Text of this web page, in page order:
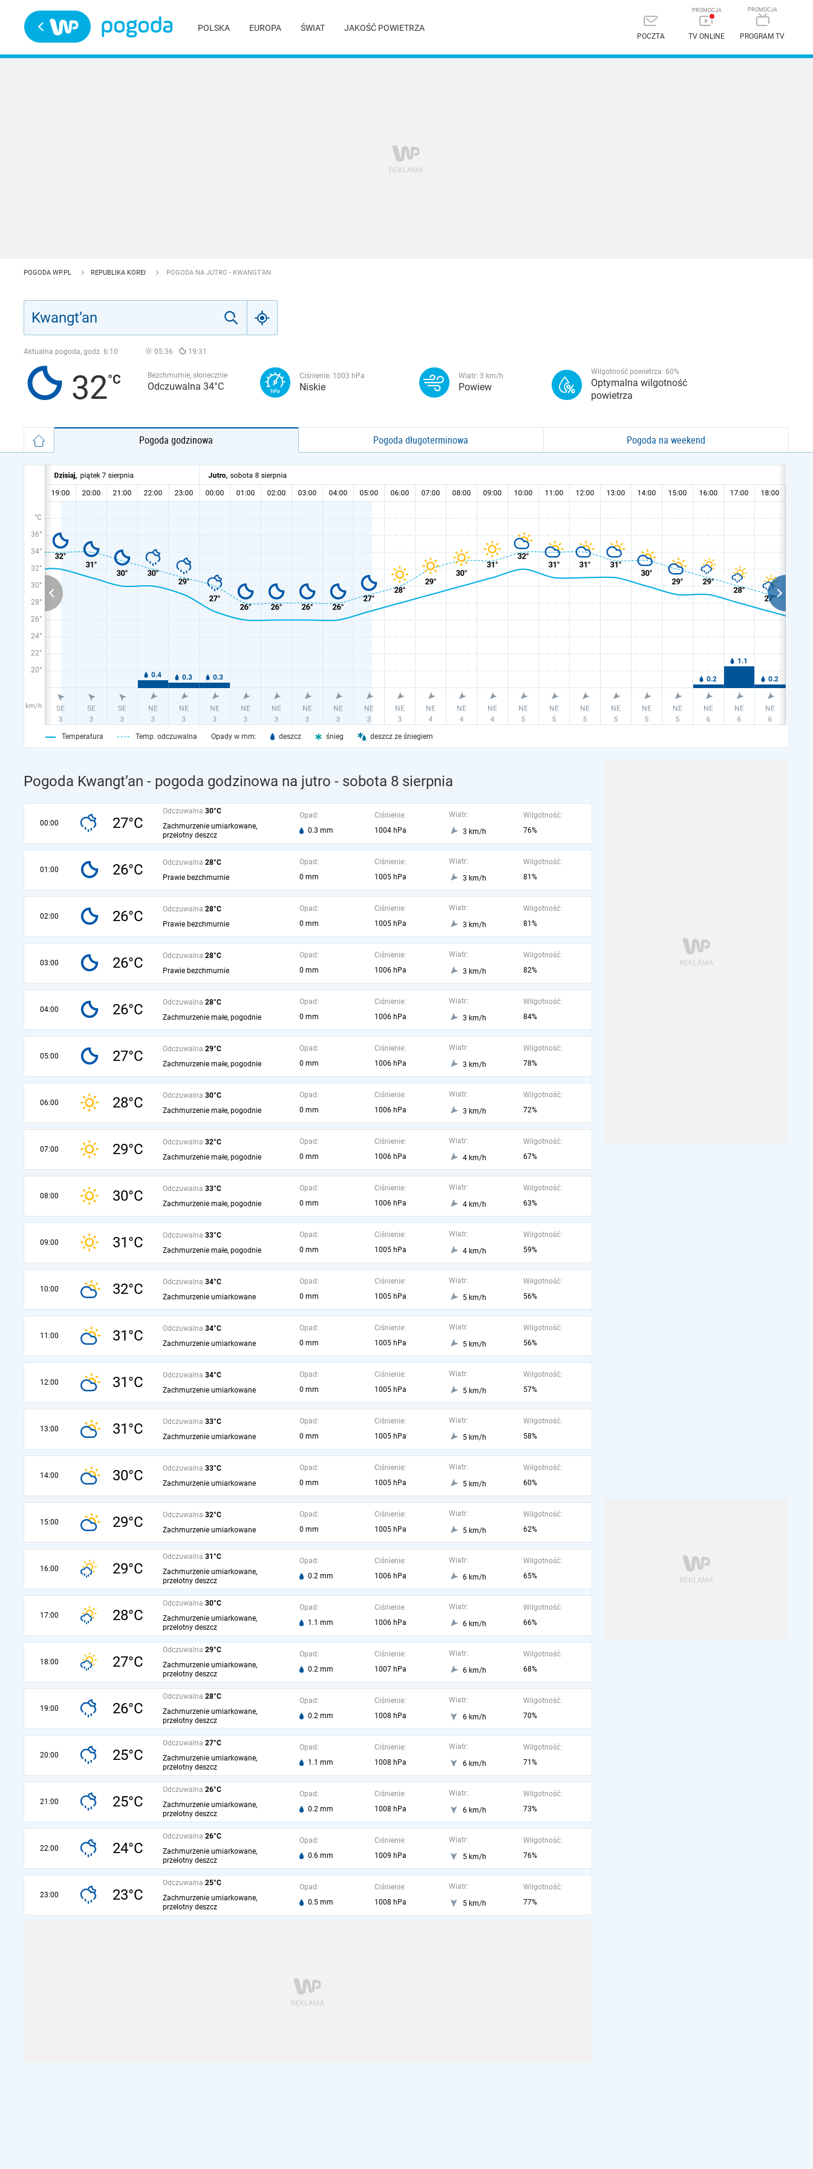
POLSKA EUROPA ŚWIAT JAKOŚĆ POWIETRZA
POCZTA TV ONLINE PROGRAM TV
POGODA WP.PL REPUBLIKA KOREI POGODA NA JUTRO - KWANGT’AN
Aktualna pogoda, godz. 6:10 05:36 19:31
32 Bezchmurnie, słonecznie
Odczuwalna 34°C
Ciśnienie: 1003 hPa
Niskie
Wiatr: 3 km/h
Powiew
Wilgotność powietrza: 60%
Optymalna wilgotność
powietrza
Pogoda godzinowa Pogoda długoterminowa Pogoda na weekend
°C
36°
34°
32°
30°
28°
26°
24°
22°
20°
km/h
Temperatura Temp. odczuwalna Opady w mm: deszcz śnieg deszcz ze śniegiem
Pogoda Kwangt’an - pogoda godzinowa na jutro - sobota 8 sierpnia
00:00 27°C
Odczuwalna 30°C
Zachmurzenie umiarkowane,
przelotny deszcz
Opad:
0.3 mm
Ciśnienie:
1004 hPa
Wiatr:
3 km/h
Wilgotność:
76%
01:00 26°C Odczuwalna 28°C
Prawie bezchmurnie
Opad:
0 mm
Ciśnienie:
1005 hPa
Wiatr:
3 km/h
Wilgotność:
81%
02:00 26°C Odczuwalna 28°C
Prawie bezchmurnie
Opad:
0 mm
Ciśnienie:
1005 hPa
Wiatr:
3 km/h
Wilgotność:
81%
03:00 26°C Odczuwalna 28°C
Prawie bezchmurnie
Opad:
0 mm
Ciśnienie:
1006 hPa
Wiatr:
3 km/h
Wilgotność:
82%
04:00 26°C Odczuwalna 28°C
Zachmurzenie małe, pogodnie
Opad:
0 mm
Ciśnienie:
1006 hPa
Wiatr:
3 km/h
Wilgotność:
84%
05:00 27°C Odczuwalna 29°C
Zachmurzenie małe, pogodnie
Opad:
0 mm
Ciśnienie:
1006 hPa
Wiatr:
3 km/h
Wilgotność:
78%
06:00 28°C Odczuwalna 30°C
Zachmurzenie małe, pogodnie
Opad:
0 mm
Ciśnienie:
1006 hPa
Wiatr:
3 km/h
Wilgotność:
72%
07:00 29°C Odczuwalna 32°C
Zachmurzenie małe, pogodnie
Opad:
0 mm
Ciśnienie:
1006 hPa
Wiatr:
4 km/h
Wilgotność:
67%
08:00 30°C Odczuwalna 33°C
Zachmurzenie małe, pogodnie
Opad:
0 mm
Ciśnienie:
1006 hPa
Wiatr:
4 km/h
Wilgotność:
63%
09:00 31°C Odczuwalna 33°C
Zachmurzenie małe, pogodnie
Opad:
0 mm
Ciśnienie:
1005 hPa
Wiatr:
4 km/h
Wilgotność:
59%
10:00 32°C Odczuwalna 34°C
Zachmurzenie umiarkowane
Opad:
0 mm
Ciśnienie:
1005 hPa
Wiatr:
5 km/h
Wilgotność:
56%
11:00 31°C Odczuwalna 34°C
Zachmurzenie umiarkowane
Opad:
0 mm
Ciśnienie:
1005 hPa
Wiatr:
5 km/h
Wilgotność:
56%
12:00 31°C Odczuwalna 34°C
Zachmurzenie umiarkowane
Opad:
0 mm
Ciśnienie:
1005 hPa
Wiatr:
5 km/h
Wilgotność:
57%
13:00 31°C Odczuwalna 33°C
Zachmurzenie umiarkowane
Opad:
0 mm
Ciśnienie:
1005 hPa
Wiatr:
5 km/h
Wilgotność:
58%
14:00 30°C Odczuwalna 33°C
Zachmurzenie umiarkowane
Opad:
0 mm
Ciśnienie:
1005 hPa
Wiatr:
5 km/h
Wilgotność:
60%
15:00 29°C Odczuwalna 32°C
Zachmurzenie umiarkowane
Opad:
0 mm
Ciśnienie:
1005 hPa
Wiatr:
5 km/h
Wilgotność:
62%
16:00 29°C
Odczuwalna 31°C
Zachmurzenie umiarkowane,
przelotny deszcz
Opad:
0.2 mm
Ciśnienie:
1006 hPa
Wiatr:
6 km/h
Wilgotność:
65%
17:00 28°C
Odczuwalna 30°C
Zachmurzenie umiarkowane,
przelotny deszcz
Opad:
1.1 mm
Ciśnienie:
1006 hPa
Wiatr:
6 km/h
Wilgotność:
66%
18:00 27°C
Odczuwalna 29°C
Zachmurzenie umiarkowane,
przelotny deszcz
Opad:
0.2 mm
Ciśnienie:
1007 hPa
Wiatr:
6 km/h
Wilgotność:
68%
19:00 26°C
Odczuwalna 28°C
Zachmurzenie umiarkowane,
przelotny deszcz
Opad:
0.2 mm
Ciśnienie:
1008 hPa
Wiatr:
6 km/h
Wilgotność:
70%
20:00 25°C
Odczuwalna 27°C
Zachmurzenie umiarkowane,
przelotny deszcz
Opad:
1.1 mm
Ciśnienie:
1008 hPa
Wiatr:
6 km/h
Wilgotność:
71%
21:00 25°C
Odczuwalna 26°C
Zachmurzenie umiarkowane,
przelotny deszcz
Opad:
0.2 mm
Ciśnienie:
1008 hPa
Wiatr:
6 km/h
Wilgotność:
73%
22:00 24°C
Odczuwalna 26°C
Zachmurzenie umiarkowane,
przelotny deszcz
Opad:
0.6 mm
Ciśnienie:
1009 hPa
Wiatr:
5 km/h
Wilgotność:
76%
23:00 23°C
Odczuwalna 25°C
Zachmurzenie umiarkowane,
przelotny deszcz
Opad:
0.5 mm
Ciśnienie:
1008 hPa
Wiatr:
5 km/h
Wilgotność:
77%